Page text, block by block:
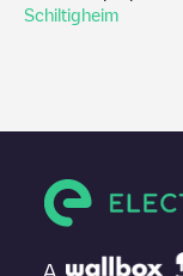
Schiltigheim
A